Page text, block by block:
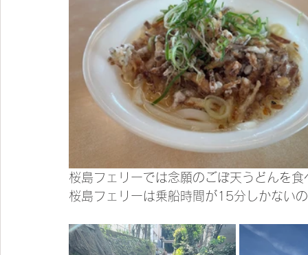
桜島フェリーでは念願のごぼ天うどんを食
桜島フェリーは乗船時間が15分しかない